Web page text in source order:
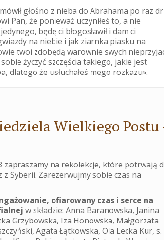
głośno z nieba do Abrahama po raz
Pan, że ponieważ uczyniłeś to, a nie
będę ci błogosławił i dam ci
na niebie i jak ziarnka piasku na
twoi zdobędą warownie swych
życzyć szczęścia takiego, jakie jest
dlatego że usłuchałeś mego rozkazu».
Wielkiego Postu
zapraszamy na rekolekcje, które potrwają
z Syberii. Zarezerwujmy sobie czas na
ofiarowany czas i serce na
w składzie: Anna Baranowska, Janina
Grzybowska, Iza Honowska, Małgorzata
Agata Łątkowska, Ola Lecka Kur, s.